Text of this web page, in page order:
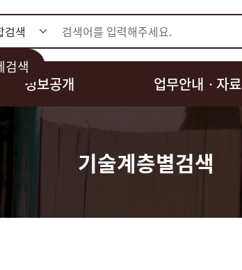
검색
정보공개 업무안내ㆍ자료
기술계층별검색